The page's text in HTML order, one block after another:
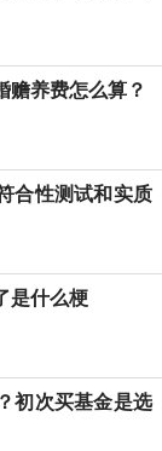
赡养费怎么算？
合性测试和实质
是什么梗
初次买基金是选